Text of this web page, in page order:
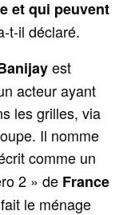
et qui peuvent
t-il déclaré.
est
acteur ayant
les grilles, via
Il nomme
comme un
2 » de France
le ménage